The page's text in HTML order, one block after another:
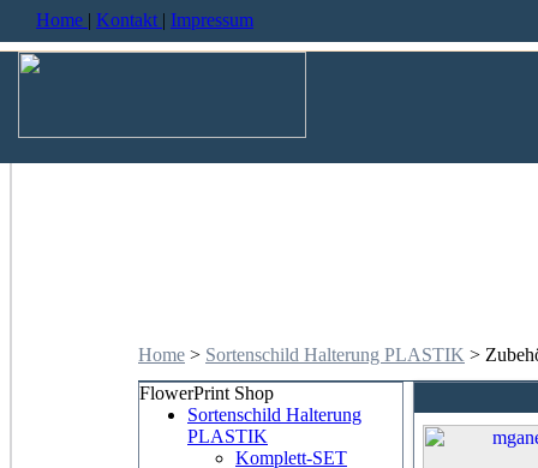
Home | Kontakt | Impressum
Home > Sortenschild Halterung PLASTIK >
FlowerPrint Shop
Sortenschild Halterung
PLASTIK
Komplett-SET